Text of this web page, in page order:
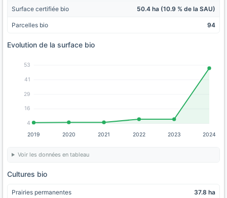
Surface certifiée bio 50.4 ha (10.9 % de la SAU)
Parcelles bio 94
Evolution de la surface bio
4
16
29
41
53
2019 2020 2021 2022 2023 2024
Voir les données en tableau
Cultures bio
Prairies permanentes 37.8 ha